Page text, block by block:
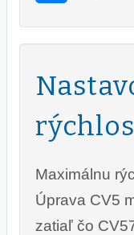
Maximálnu
Úprava CV5
zatiaľ čo